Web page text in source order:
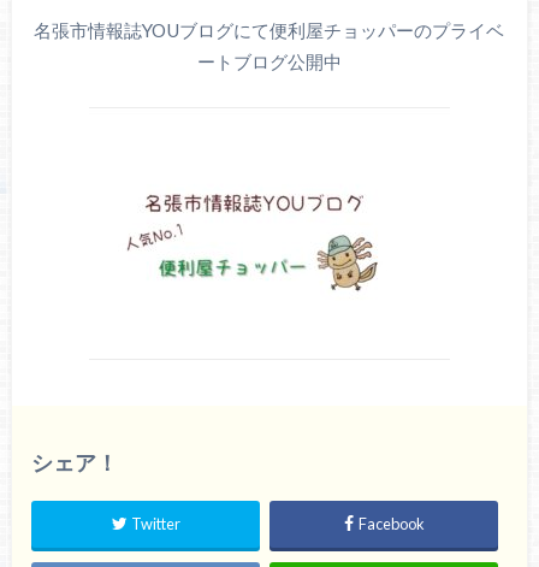
名張市情報誌YOUブログにて便利屋チョッパーのプライベ
ートブログ公開中
シェア！
Twitter Facebook